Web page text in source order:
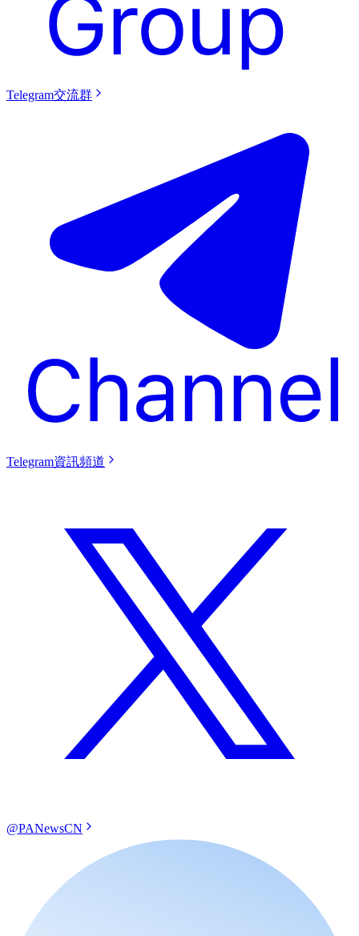
Telegram交流群
Telegram資訊頻道
@PANewsCN